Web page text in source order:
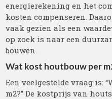
energierekening en het
kosten compenseren.
vaak gezien als een
op zoek is naar een
bouwen.
Wat kost houtbouw per
Een veelgestelde vraag is:
m2?” De kostprijs van